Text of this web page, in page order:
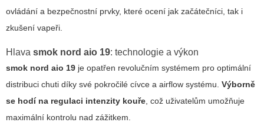
ovládání a bezpečnostní prvky, které ocení jak začátečníci, tak i
zkušení vapeři.
Hlava smok nord aio 19: technologie a výkon
smok nord aio 19 je opatřen revolučním systémem pro optimální
distribuci chuti díky své pokročilé cívce a airflow systému. Výborně
se hodí na regulaci intenzity kouře, což uživatelům umožňuje
maximální kontrolu nad zážitkem.